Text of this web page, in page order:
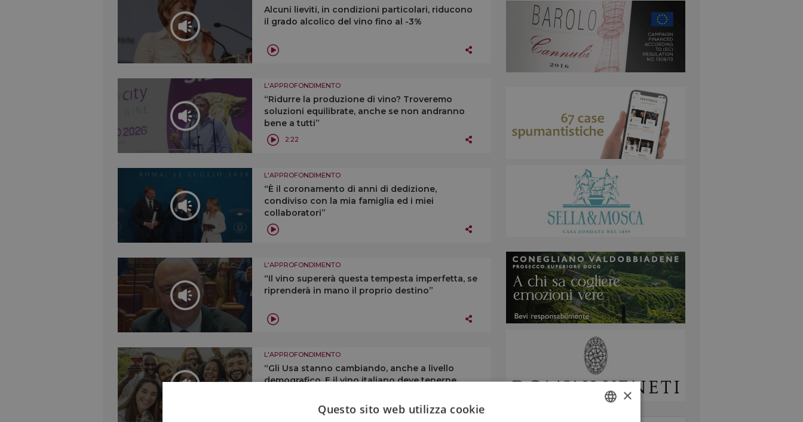
Alcuni lieviti, in condizioni particolari, riducono
il grado alcolico del vino fino al -3%
L'APPROFONDIMENTO
“Ridurre la produzione di vino? Troveremo
soluzioni equilibrate, anche se non andranno
bene a tutti”
2:22
L'APPROFONDIMENTO
“È il coronamento di anni di dedizione,
condiviso con la mia famiglia ed i miei
collaboratori”
L'APPROFONDIMENTO
“Il vino supererà questa tempesta imperfetta, se
riprenderà in mano il proprio destino”
L'APPROFONDIMENTO
“Gli Usa stanno cambiando, anche a livello
demografico. E il vino italiano deve tenerne
×
Questo sito web utilizza cookie